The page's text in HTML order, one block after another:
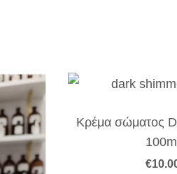
Κρέμα σώματος
100ml
€